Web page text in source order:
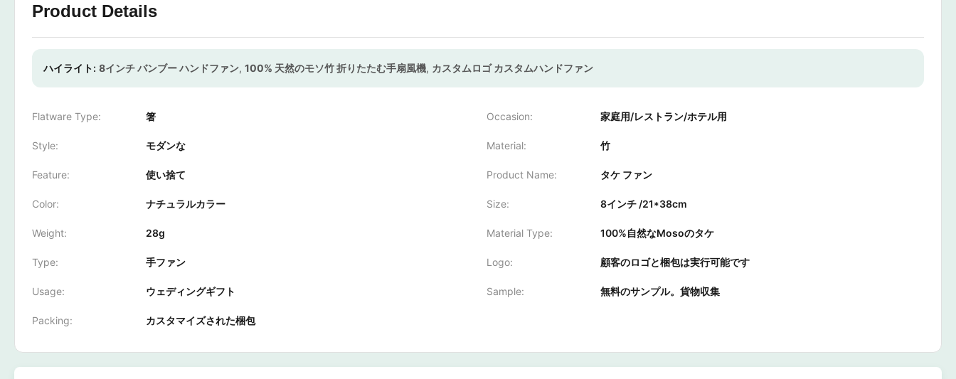
Product Details
ハイライト: 8インチ バンブー ハンドファン, 100% 天然のモソ竹 折りたたむ手扇風機, カスタムロゴ カスタムハンドファン
Flatware Type: 箸 Occasion: 家庭用/レストラン/ホテル用
Style: モダンな Material: 竹
Feature: 使い捨て Product Name: タケ ファン
Color: ナチュラルカラー Size: 8インチ /21*38cm
Weight: 28g Material Type: 100%自然なMosoのタケ
Type: 手ファン Logo: 顧客のロゴと梱包は実行可能です
Usage: ウェディングギフト Sample: 無料のサンプル。貨物収集
Packing: カスタマイズされた梱包